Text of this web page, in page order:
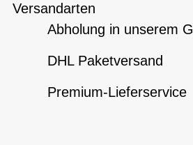
Versandarten
Abholung in unserem
DHL Paketversand
Premium-Lieferservice